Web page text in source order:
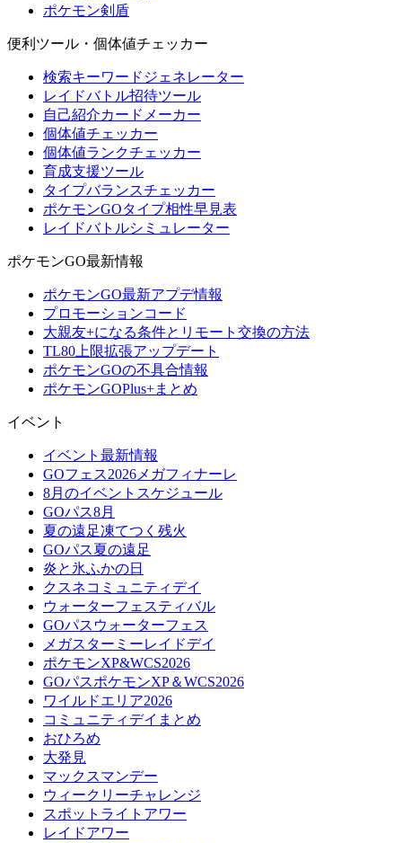
ポケモン剣盾
便利ツール・個体値チェッカー
検索キーワードジェネレーター
レイドバトル招待ツール
自己紹介カードメーカー
個体値チェッカー
個体値ランクチェッカー
育成支援ツール
タイプバランスチェッカー
ポケモンGOタイプ相性早見表
レイドバトルシミュレーター
ポケモンGO最新情報
ポケモンGO最新アプデ情報
プロモーションコード
大親友+になる条件とリモート交換の方法
TL80上限拡張アップデート
ポケモンGOの不具合情報
ポケモンGOPlus+まとめ
イベント
イベント最新情報
GOフェス2026メガフィナーレ
8月のイベントスケジュール
GOパス8月
夏の遠足凍てつく残火
GOパス夏の遠足
炎と氷ふかの日
クスネコミュニティデイ
ウォーターフェスティバル
GOパスウォーターフェス
メガスターミーレイドデイ
ポケモンXP&WCS2026
GOパスポケモンXP＆WCS2026
ワイルドエリア2026
コミュニティデイまとめ
おひろめ
大発見
マックスマンデー
ウィークリーチャレンジ
スポットライトアワー
レイドアワー